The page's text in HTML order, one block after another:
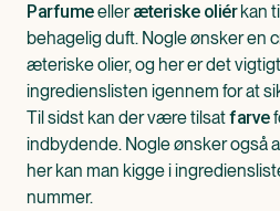
Parfumeelleræteriske oliérkan
behagelig duft. Nogle ønsker en
æteriske olier, og her er det
ingredienslisten igennem for at
Til sidst kan der være tilsatfarve
indbydende. Nogle ønsker også
her kan man kigge i
nummer.